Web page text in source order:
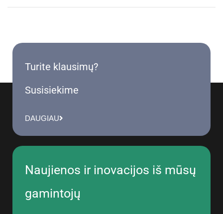
Turite klausimų?
Susisiekime
DAUGIAU
Naujienos ir inovacijos iš mūsų
gamintojų